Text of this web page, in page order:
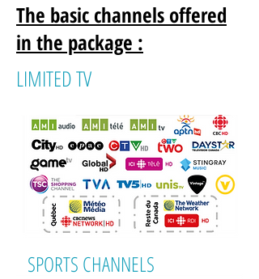
The basic channels offered
in the package :
LIMITED TV
SPORTS CHANNELS